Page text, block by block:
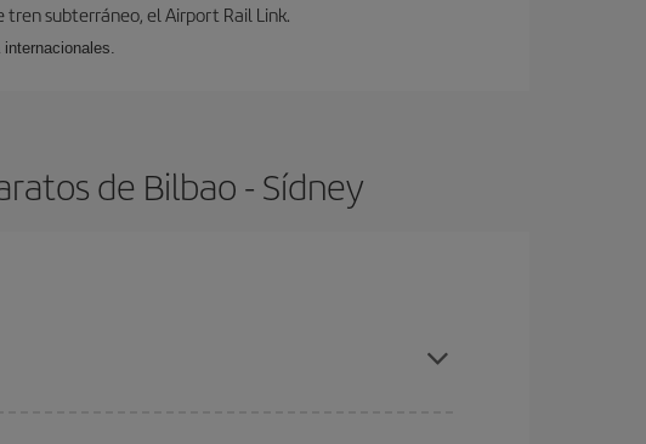
subterráneo, el Airport Rail Link.
de Bilbao - Sídney